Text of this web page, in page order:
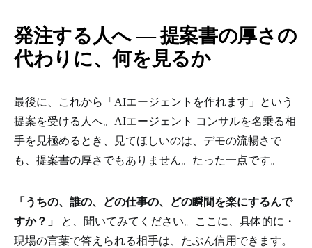
発注する人へ ― 提案書の厚さの
代わりに、何を見るか
最後に、これから「AIエージェントを作れます」という
提案を受ける人へ。AIエージェント コンサルを名乗る相
手を見極めるとき、見てほしいのは、デモの流暢さで
も、提案書の厚さでもありません。たった一点です。
「うちの、誰の、どの仕事の、どの瞬間を楽にするんで
すか？」
と、聞いてみてください。ここに、具体的に・
現場の言葉で答えられる相手は、たぶん信用できます。